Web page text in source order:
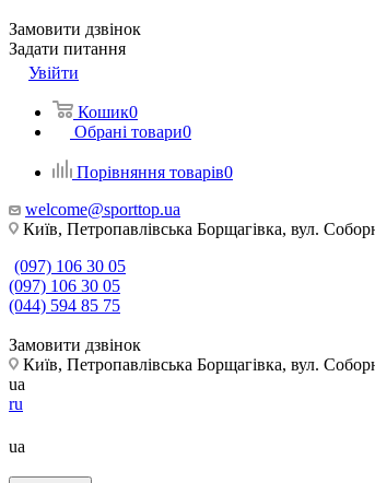
Замовити дзвінок
Задати питання
Увійти
Кошик0
Обрані товари0
Порівняння товарів0
welcome@sporttop.ua
Київ, Петропавлівська Борщагівка, вул.
(097) 106 30 05
(097) 106 30 05
(044) 594 85 75
Замовити дзвінок
Київ, Петропавлівська Борщагівка, вул.
ua
ru
ua